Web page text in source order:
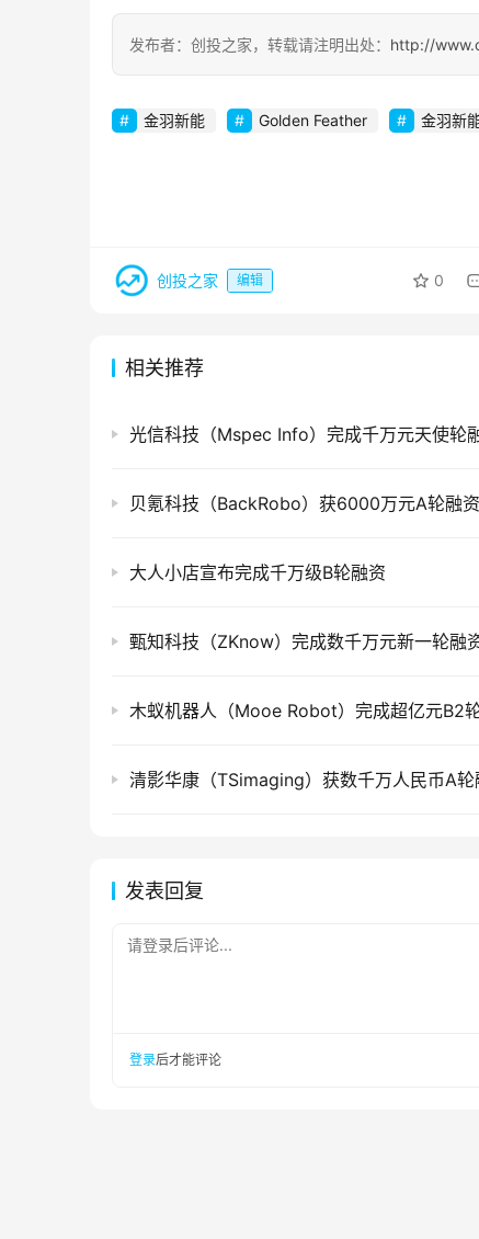
发布者：创投之家，转载请注明出处： http://
金羽新能 Golden Feather 金羽新
创投之家 编辑 0
相关推荐
光信科技（Mspec Info）完成千万元天使轮
贝氪科技（BackRobo）获6000万元A轮融资
大人小店宣布完成千万级B轮融资
甄知科技（ZKnow）完成数千万元新一轮融
木蚁机器人（Mooe Robot）完成超亿元B2
清影华康（TSimaging）获数千万人民币A轮
发表回复
请登录后评论...
登录后才能评论